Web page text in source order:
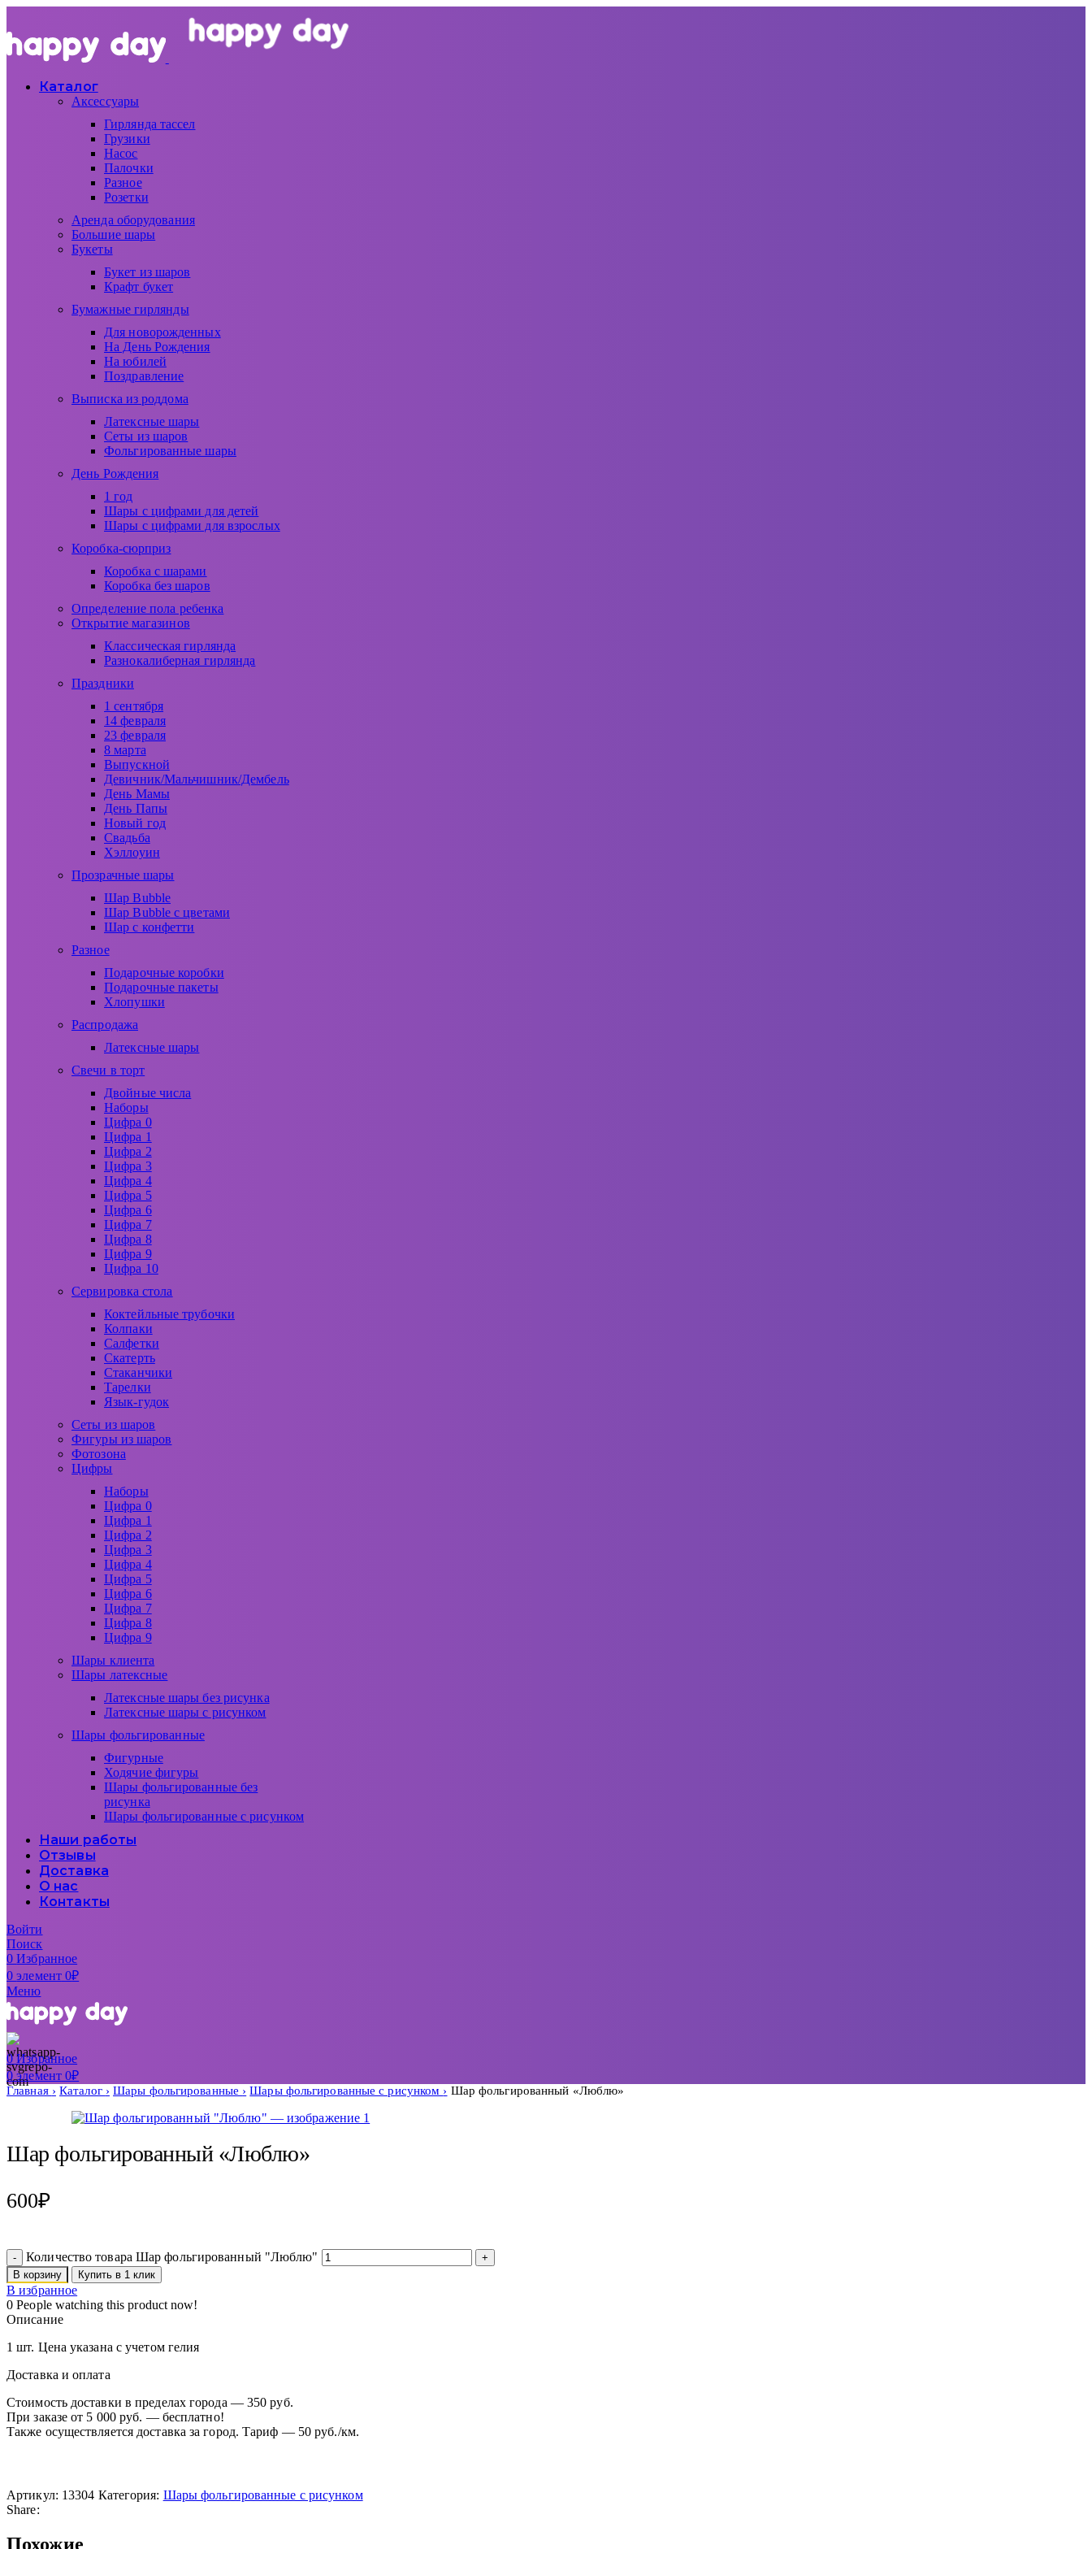
Каталог
Аксессуары
Гирлянда тассел
Грузики
Насос
Палочки
Разное
Розетки
Аренда оборудования
Большие шары
Букеты
Букет из шаров
Крафт букет
Бумажные гирлянды
Для новорожденных
На День Рождения
На юбилей
Поздравление
Выписка из роддома
Латексные шары
Сеты из шаров
Фольгированные шары
День Рождения
1 год
Шары с цифрами для детей
Шары с цифрами для взрослых
Коробка-сюрприз
Коробка с шарами
Коробка без шаров
Определение пола ребенка
Открытие магазинов
Классическая гирлянда
Разнокалиберная гирлянда
Праздники
1 сентября
14 февраля
23 февраля
8 марта
Выпускной
Девичник/Мальчишник/Дембель
День Мамы
День Папы
Новый год
Свадьба
Хэллоуин
Прозрачные шары
Шар Bubble
Шар Bubble с цветами
Шар с конфетти
Разное
Подарочные коробки
Подарочные пакеты
Хлопушки
Распродажа
Латексные шары
Свечи в торт
Двойные числа
Наборы
Цифра 0
Цифра 1
Цифра 2
Цифра 3
Цифра 4
Цифра 5
Цифра 6
Цифра 7
Цифра 8
Цифра 9
Цифра 10
Сервировка стола
Коктейльные трубочки
Колпаки
Салфетки
Скатерть
Стаканчики
Тарелки
Язык-гудок
Сеты из шаров
Фигуры из шаров
Фотозона
Цифры
Наборы
Цифра 0
Цифра 1
Цифра 2
Цифра 3
Цифра 4
Цифра 5
Цифра 6
Цифра 7
Цифра 8
Цифра 9
Шары клиента
Шары латексные
Латексные шары без рисунка
Латексные шары с рисунком
Шары фольгированные
Фигурные
Ходячие фигуры
Шары фольгированные без
рисунка
Шары фольгированные с рисунком
Наши работы
Отзывы
Доставка
О нас
Контакты
Войти
Поиск
0Избранное
0элемент 0₽
Меню
0Избранное
0элемент 0₽
Главная Каталог Шары фольгированные Шары фольгированные с рисунком Шар фольгированный «Люблю»
Шар фольгированный «Люблю»
600₽
Количество товара Шар фольгированный "Люблю"
В корзину Купить в 1 клик
В избранное
0 People watching this product now!
Описание
1 шт. Цена указана с учетом гелия
Доставка и оплата
Стоимость доставки в пределах города — 350 руб.
При заказе от 5 000 руб. — бесплатно!
Также осуществляется доставка за город. Тариф — 50 руб./км.
Артикул: 13304 Категория: Шары фольгированные с рисунком
Share:
Похожие